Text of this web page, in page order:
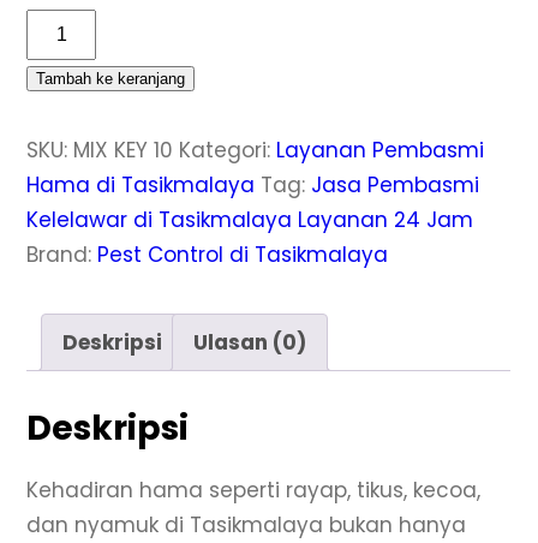
Kuantitas
Jasa
Pembasmi
di
Tasikmalaya
Terbaik
dan
Tambah ke keranjang
SKU: MIX KEY 10 Kategori: Layanan Pembasmi
Hama di Tasikmalaya Tag: Jasa Pembasmi
Kelelawar di Tasikmalaya Layanan 24 Jam
Brand: Pest Control di Tasikmalaya
Deskripsi Ulasan (0)
Deskripsi
Kehadiran hama seperti rayap, tikus, kecoa,
dan nyamuk di Tasikmalaya bukan hanya